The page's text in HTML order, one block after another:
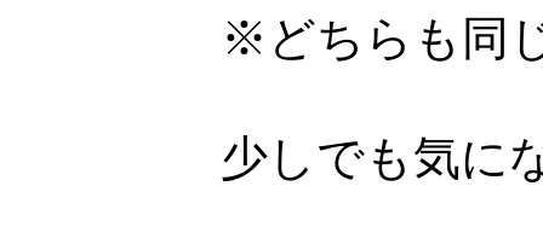
※どちらも同
少しでも気に